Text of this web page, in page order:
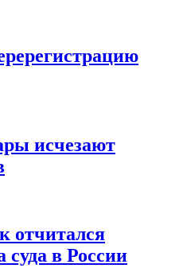
исчезают
отчитался
суда в России